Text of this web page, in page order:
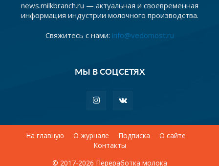
news.milkbranch.ru — актуальная и своевременная
информация индустрии молочного производства.
Свяжитесь с нами: info@vedomost.ru
МЫ В СОЦСЕТЯХ
На главную О журнале Подписка
О сайте
Контакты
© 2017-2026 Переработка молока